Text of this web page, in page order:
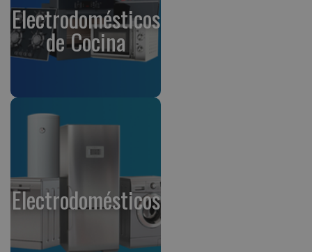
Electrodomésticos
de Cocina
Electrodomésticos